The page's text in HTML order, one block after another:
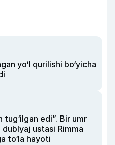
yo‘l qurilishi bo‘yicha
edi”. Bir umr
ustasi Rimma
to‘la hayoti